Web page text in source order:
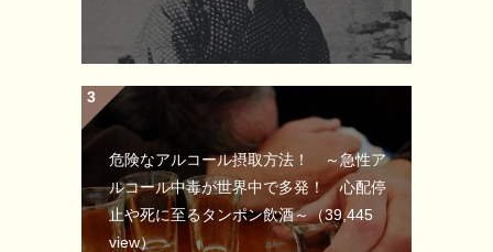
危険なアルコール摂取方法！ ～急性ア
ルコール中毒が世界中で多発！ 心配停
止や死に至るタンポン飲酒～（39,445
view）